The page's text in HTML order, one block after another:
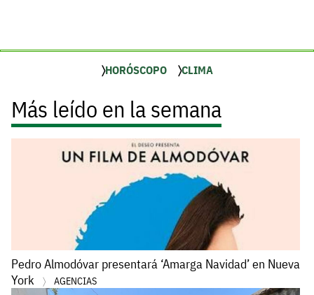
HORÓSCOPO CLIMA
Más leído en la semana
Pedro Almodóvar presentará ‘Amarga Navidad’ en Nueva
York
AGENCIAS